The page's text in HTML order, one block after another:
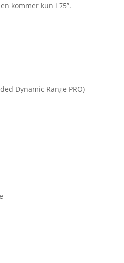
kommer kun i 75”.
Dynamic Range PRO)